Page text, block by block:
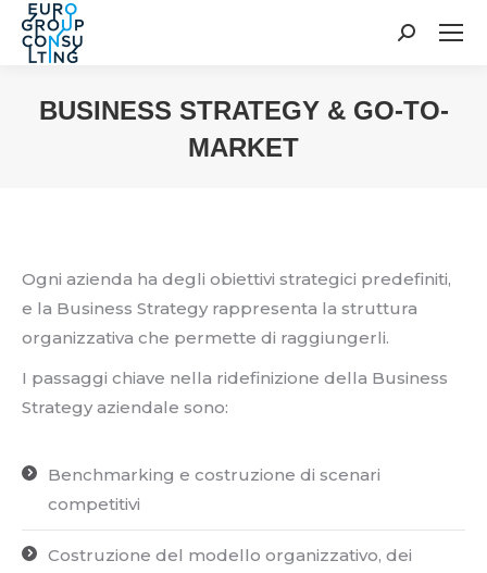
Cerca:
BUSINESS STRATEGY & GO-TO-
MARKET
Ogni azienda ha degli obiettivi strategici predefiniti,
e la Business Strategy rappresenta la struttura
organizzativa che permette di raggiungerli.
I passaggi chiave nella ridefinizione della Business
Strategy aziendale sono:
Benchmarking e costruzione di scenari
competitivi
Costruzione del modello organizzativo, dei